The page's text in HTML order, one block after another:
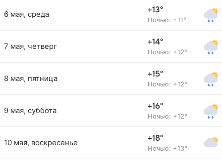
6 мая, среда +13°
Ночью: +11°
7 мая, четверг +14°
Ночью: +12°
8 мая, пятница +15°
Ночью: +12°
9 мая, суббота +16°
Ночью: +12°
10 мая, воскресенье +18°
Ночью: +13°